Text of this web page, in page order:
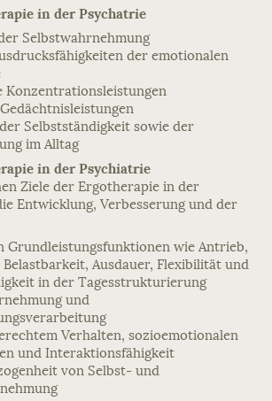
in der Psychatrie
Selbstwahrnehmung
der emotionalen
Konzentrationsleistungen
Selbstständigkeit sowie der
im Alltag
in der Psychiatrie
Ziele der Ergotherapie in der
Entwicklung, Verbesserung und der
Grundleistungsfunktionen wie Antrieb,
Ausdauer, Flexibilität und
in der Tagesstrukturierung
und
Verhalten, sozioemotionalen
und Interaktionsfähigkeit
von Selbst- und